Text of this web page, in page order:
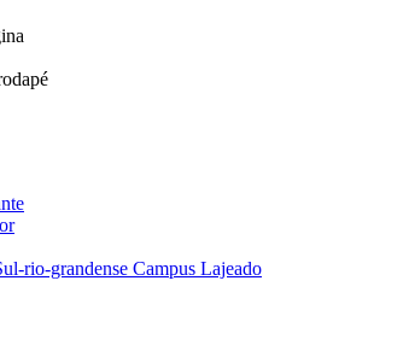
rio-grandense Campus Lajeado